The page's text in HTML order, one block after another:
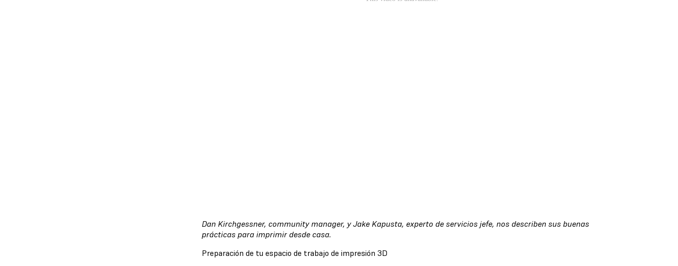
Dan Kirchgessner, community manager, y Jake Kapusta, experto de servicios jefe, nos describen sus buenas
prácticas para imprimir desde casa.
Preparación de tu espacio de trabajo de impresión 3D